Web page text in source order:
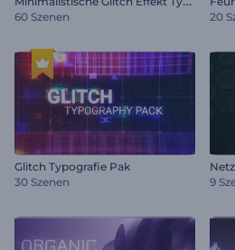
60 Szenen
20
Glitch Typografie Pak
30 Szenen
9